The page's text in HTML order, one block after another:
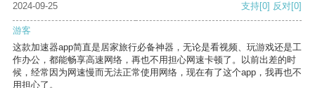
2024-09-25 支持[0] 反对[0]
游客
这款加速器app简直是居家旅行必备神器，无论是看视频、玩游戏还是工
作办公，都能畅享高速网络，再也不用担心网速卡顿了。以前出差的时
候，经常因为网速慢而无法正常使用网络，现在有了这个app，我再也不
用担心了。